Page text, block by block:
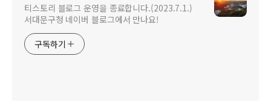
티스토리 블로그 운영을 종료합니다.(2023.7.1.)
서대문구청 네이버 블로그에서 만나요!
구독하기